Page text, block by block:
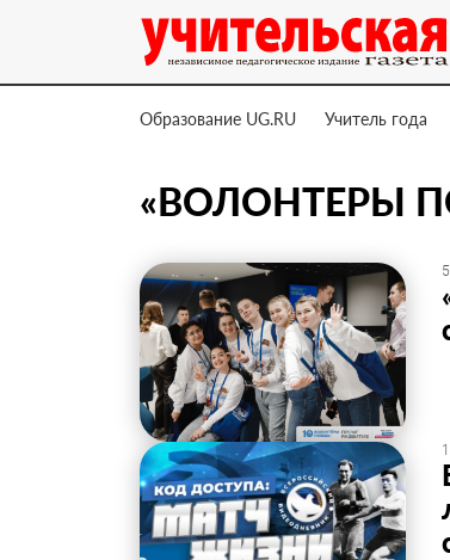
Образование UG.RU Учитель года
«ВОЛОНТЕРЫ